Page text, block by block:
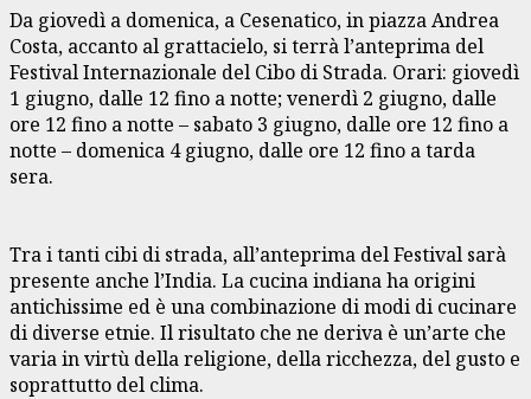
Da giovedì a domenica, a Cesenatico, in piazza Andrea
Costa, accanto al grattacielo, si terrà l’anteprima del
Festival Internazionale del Cibo di Strada. Orari: giovedì
1 giugno, dalle 12 fino a notte; venerdì 2 giugno, dalle
ore 12 fino a notte – sabato 3 giugno, dalle ore 12 fino a
notte – domenica 4 giugno, dalle ore 12 fino a tarda
sera.
Tra i tanti cibi di strada, all’anteprima del Festival sarà
presente anche l’India. La cucina indiana ha origini
antichissime ed è una combinazione di modi di cucinare
di diverse etnie. Il risultato che ne deriva è un’arte che
varia in virtù della religione, della ricchezza, del gusto e
soprattutto del clima.